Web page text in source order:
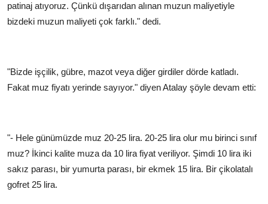
patinaj atıyoruz. Çünkü dışarıdan alınan muzun maliyetiyle
bizdeki muzun maliyeti çok farklı." dedi.
"Bizde işçilik, gübre, mazot veya diğer girdiler dörde katladı.
Fakat muz fiyatı yerinde sayıyor." diyen Atalay şöyle devam etti:
"- Hele günümüzde muz 20-25 lira. 20-25 lira olur mu birinci sınıf
muz? İkinci kalite muza da 10 lira fiyat veriliyor. Şimdi 10 lira iki
sakız parası, bir yumurta parası, bir ekmek 15 lira. Bir çikolatalı
gofret 25 lira.